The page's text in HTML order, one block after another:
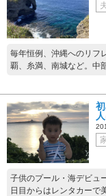
毎年恒例、沖縄へのリフ
覇、糸満、南城など。中
子供のプール・海デビュ
日目からはレンタカーで